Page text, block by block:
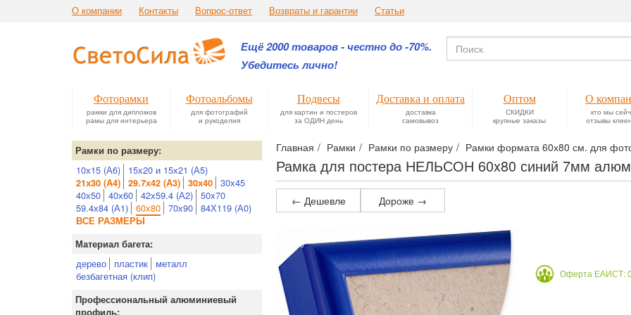
О компании Контакты Вопрос-ответ Возвраты и гарантии Статьи
Ещё 2000 товаров - честно до -70%.
Убедитесь лично!
Фоторамки
рамки для дипломов
рамы для интерьера
Фотоальбомы
для фотографий
и рукоделия
Подвесы
для картин и постеров
за ОДИН день
Доставка и оплата
доставка
самовывоз
Оптом
СКИДКИ
крупные заказы
О
кто мы
отзывы
Главная Рамки Рамки по размеру Рамки формата 60х80 см. для
Рамка для постера НЕЛЬСОН 60x80 синий 7мм
Рамки по размеру:
10х15 (А6) 15х20 и 15х21 (А5)
21х30 (А4) 29.7х42 (А3) 30х40
30х45
40х50 40х60 42х59.4 (А2) 50х70
59.4х84 (А1) 60х80 70х90 84Х119 (А0)
ВСЕ РАЗМЕРЫ
Материал багета:
дерево пластик
металл
безбагетная (клип)
Профессиональный алюминиевый
профиль:
← Дешевле Дороже →
Оферта ЕАИСТ: